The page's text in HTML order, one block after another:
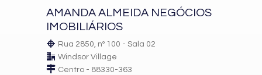
AMANDA ALMEIDA NEGÓCIOS
IMOBILIÁRIOS
Rua 2850, nº 100 - Sala 02
Windsor Village
Centro - 88330-363